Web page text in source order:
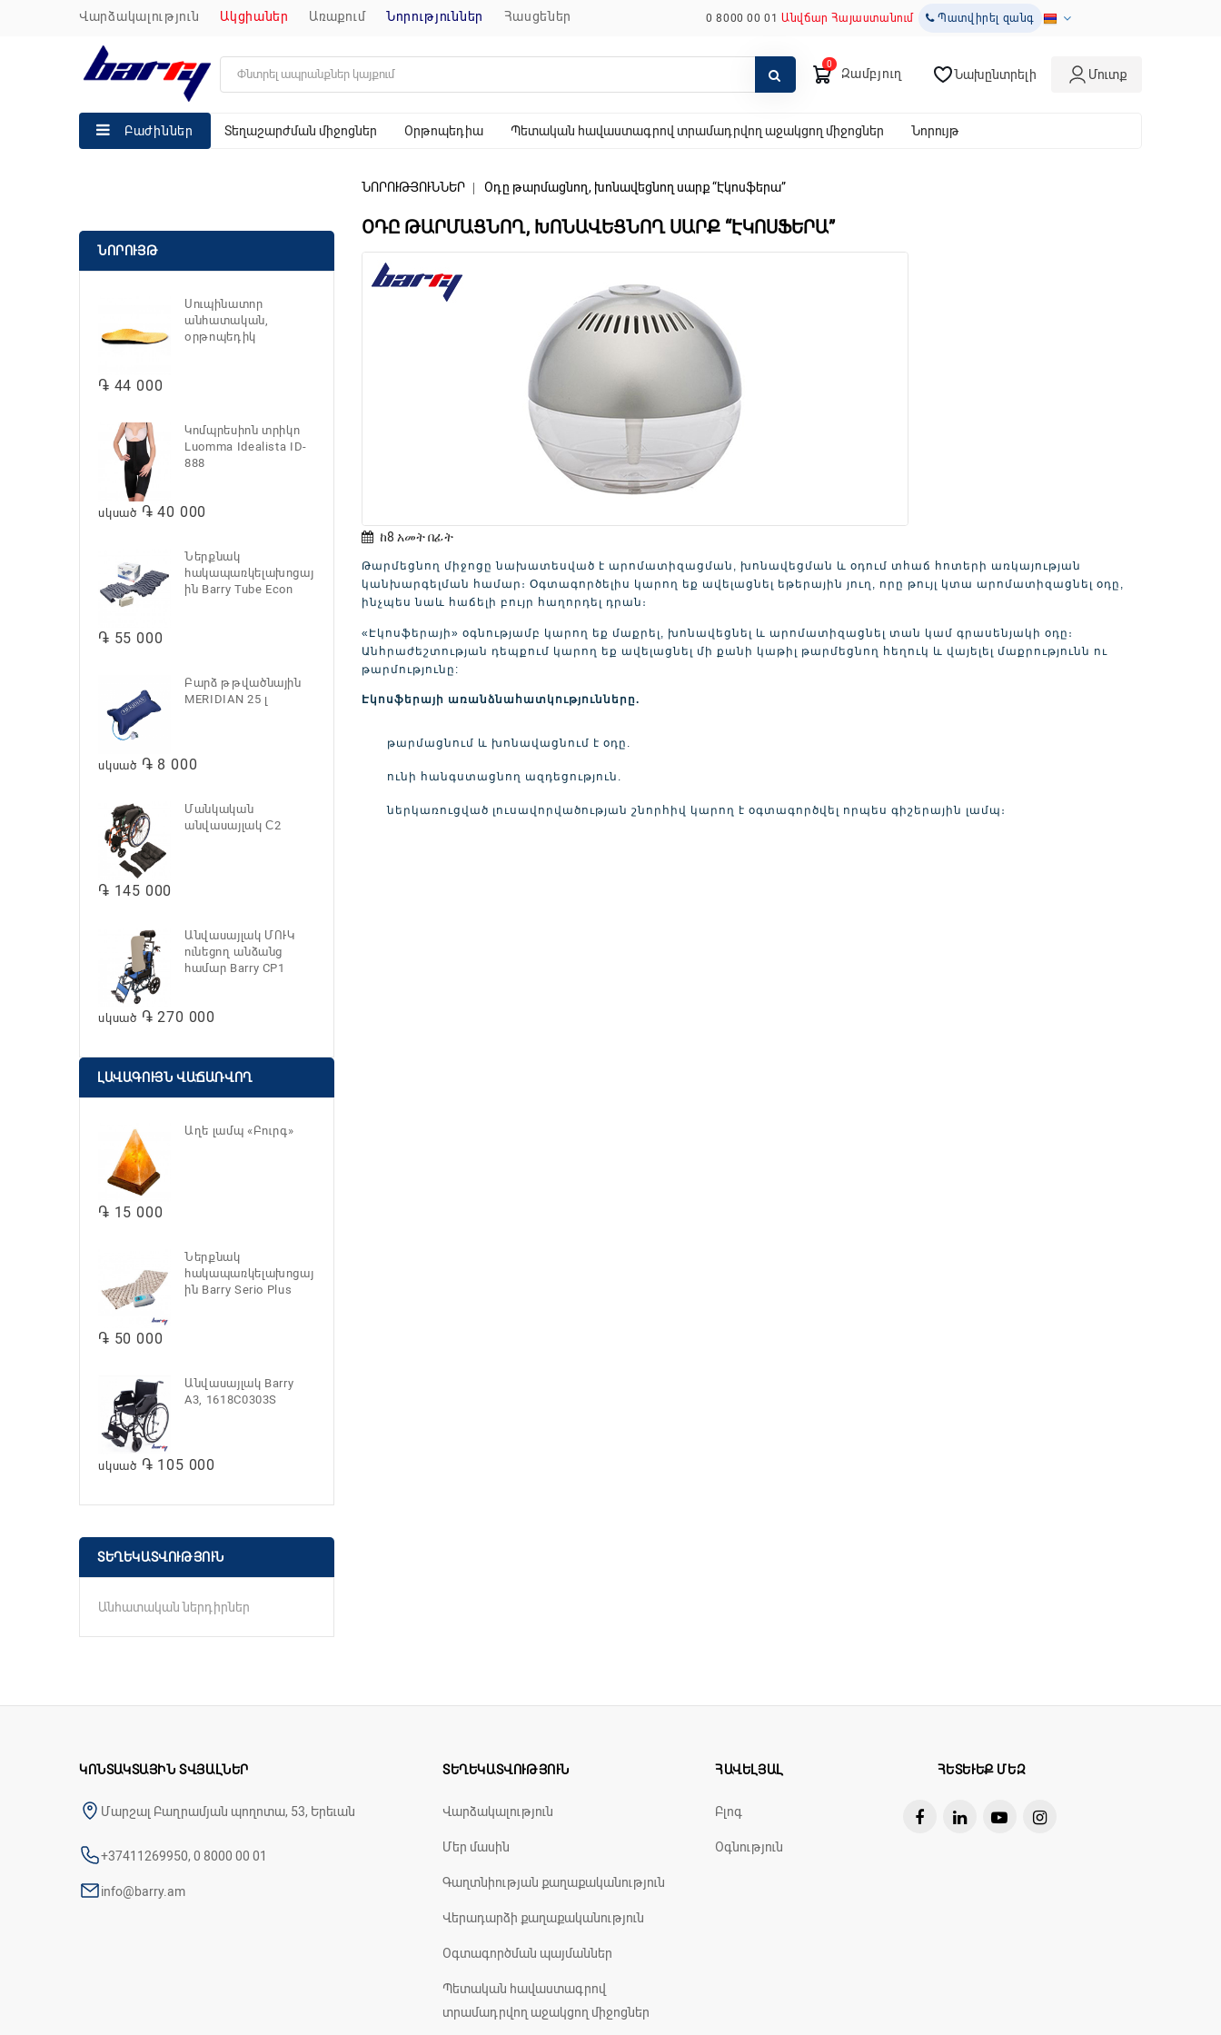
վարձակալություն ակցիաներ առաքում նորություններ հասցեներ 0 8000 00 01Անվճար Հայաստանում Պատվիրել զանգ
Զամբյուղ Նախընտրելի Մուտք
Բաժիններ Տեղաշարժման միջոցներ Օրթոպեդիա Պետական հավաստագրով տրամադրվող աջակցող միջոցներ Նորույթ
ՆՈՐՈՒՅԹ
Սուպինատոր
անհատական,
օրթոպեդիկ
֏ 44 000
Կոմպրեսիոն տրիկո
Luomma Idealista ID-
888
սկսած ֏ 40 000
Ներքնակ
հակապառկելախոցայ
ին Barry Tube Econ
֏ 55 000
Բարձ թթվածնային
MERIDIAN 25 լ
սկսած ֏ 8 000
Մանկական
անվասայլակ С2
֏ 145 000
Անվասայլակ ՄՈՒԿ
ունեցող անձանց
համար Barry CP1
սկսած ֏ 270 000
ԼԱՎԱԳՈՒՅՆ ՎԱՃԱՌՎՈՂ
Աղե լամպ «Բուրգ»
֏ 15 000
Ներքնակ
հակապառկելախոցայ
ին Barry Serio Plus
֏ 50 000
Անվասայլակ Barry
A3, 1618C0303S
սկսած ֏ 105 000
ՏԵՂԵԿԱՏՎՈՒԹՅՈՒՆ
Անհատական ներդիրներ
ՆՈՐՈՒԹՅՈՒՆՆԵՐ Օդը թարմացնող, խոնավեցնող սարք “Էկոսֆերա”
ՕԴԸ ԹԱՐՄԱՑՆՈՂ, ԽՈՆԱՎԵՑՆՈՂ ՍԱՐՔ “ԷԿՈՍՖԵՐԱ”
ከ8 አመት በፊት
Թարմեցնող միջոցը նախատեսված է արոմատիզացման, խոնավեցման և օդում տհաճ հոտերի առկայության
կանխարգելման համար։ Օգտագործելիս կարող եք ավելացնել եթերային յուղ, որը թույլ կտա արոմատիզացնել օդը,
ինչպես նաև հաճելի բույր հաղորդել դրան։
«Էկոսֆերայի» օգնությամբ կարող եք մաքրել, խոնավեցնել և արոմատիզացնել տան կամ գրասենյակի օդը։
Անհրաժեշտության դեպքում կարող եք ավելացնել մի քանի կաթիլ թարմեցնող հեղուկ և վայելել մաքրությունն ու
թարմությունը:
Էկոսֆերայի առանձնահատկությունները.
թարմացնում և խոնավացնում է օդը.
ունի հանգստացնող ազդեցություն.
ներկառուցված լուսավորվածության շնորհիվ կարող է օգտագործվել որպես գիշերային լամպ։
ԿՈՆՏԱԿՏԱՅԻՆ ՏՎՅԱԼՆԵՐ
Մարշալ Բաղրամյան պողոտա, 53, Երեւան
+37411269950, 0 8000 00 01
info@barry.am
ՏԵՂԵԿԱՏՎՈՒԹՅՈՒՆ
Վարձակալություն
Մեր մասին
Գաղտնիության քաղաքականություն
Վերադարձի քաղաքականություն
Օգտագործման պայմաններ
Պետական հավաստագրով
տրամադրվող աջակցող միջոցներ
ՀԱՎԵԼՅԱԼ
Բլոգ
Օգնություն
ՀԵՏԵՒԵՔ ՄԵԶ